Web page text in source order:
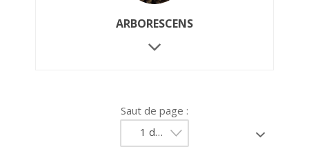
ARBORESCENS
Saut de page :
1 de 13